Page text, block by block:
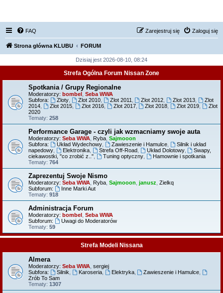
FAQ Zaloguj się
Zarejestruj się
Strona główna KLUBU FORUM
Dzisiaj jest 2026-08-10, 08:24
Strefa Ogólna Forum Nissan Zone
Spotkania / Grupy Regionalne
Moderatorzy: bombel Seba WWA
Subfora:
Zloty, Zlot 2010, Zlot 2011 Zlot 2012 Zlot 2013
Zlot
2014
Zlot 2015, Zlot 2016, Zlot 2017, Zlot 2018 Zlot 2019
Zlot
2020
Tematy: 258
Performance Garage - czyli jak wzmacniamy swoje auta
Moderatorzy: Seba WWA Ryba Sajmooon
Subfora:
Układ Wydechowy, Zawieszenie i Hamulce,
Silnik i układ
napedowy
Elektronika, Strefa Off-Road, Układ Dolotowy,
Swapy,
ciekawostki, "co zrobić z.."
Tuning optyczny,
Hamownie i spotkania
Tematy: 764
Zaprezentuj Swoje Nismo
Moderatorzy: Seba WWA Ryba Sajmooon janusz Zielkq
Subforum:
Inne Marki Aut
Tematy: 918
Administracja Forum
Moderatorzy: bombel Seba WWA
Subforum:
Uwagi do Moderatorów
Tematy: 59
Strefa Modeli Nissana
Almera
Moderatorzy: Seba WWA sergiej
Subfora:
Silnik Karoseria, Elektryka, Zawieszenie i Hamulce
Zrób To Sam
Tematy: 1307